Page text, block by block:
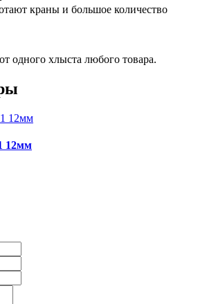
краны и большое количество
одного хлыста любого товара.
12мм